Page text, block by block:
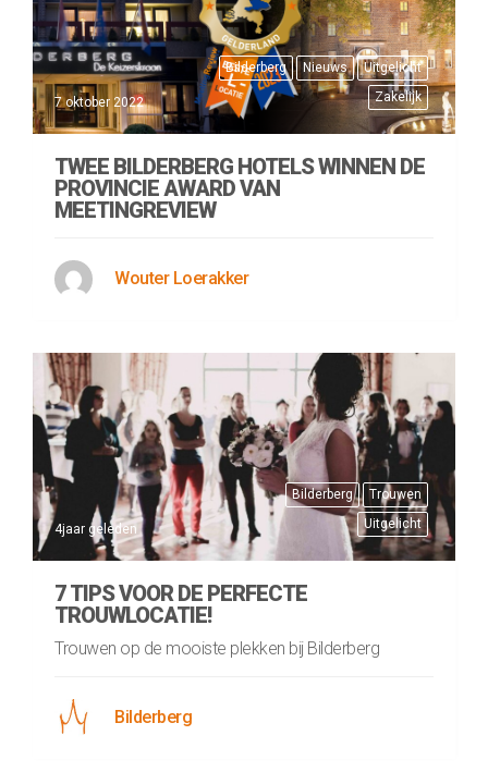
Bilderberg Nieuws
Uitgelicht
Zakelijk
7 oktober 2022
TWEE BILDERBERG HOTELS WINNEN DE
PROVINCIE AWARD VAN
MEETINGREVIEW
Wouter Loerakker
Bilderberg
Trouwen
Uitgelicht
4jaar geleden
7 TIPS VOOR DE PERFECTE
TROUWLOCATIE!
Trouwen op de mooiste plekken bij Bilderberg
Bilderberg